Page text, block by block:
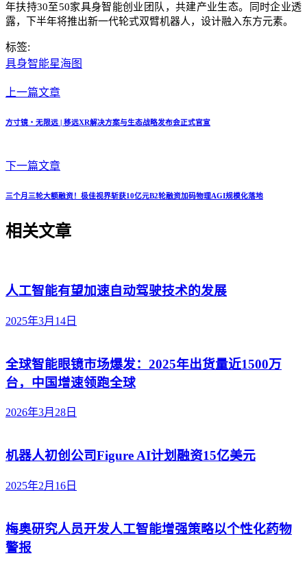
年扶持30至50家具身智能创业团队，共建产业生态。同时企业透
露，下半年将推出新一代轮式双臂机器人，设计融入东方元素。
标签:
具身智能星海图
上一篇文章
方寸镜・无限远 | 移远XR解决方案与生态战略发布会正式官宣
下一篇文章
三个月三轮大额融资！极佳视界斩获10亿元B2轮融资加码物理AGI规模化落地
相关文章
人工智能有望加速自动驾驶技术的发展
2025年3月14日
全球智能眼镜市场爆发：2025年出货量近1500万
台，中国增速领跑全球
2026年3月28日
机器人初创公司Figure AI计划融资15亿美元
2025年2月16日
梅奥研究人员开发人工智能增强策略以个性化药物
警报